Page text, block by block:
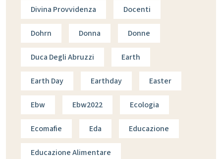
Divina Provvidenza Docenti
Dohrn Donna Donne
Duca Degli Abruzzi Earth
Earth Day Earthday Easter
Ebw Ebw2022 Ecologia
Ecomafie Eda Educazione
Educazione Alimentare